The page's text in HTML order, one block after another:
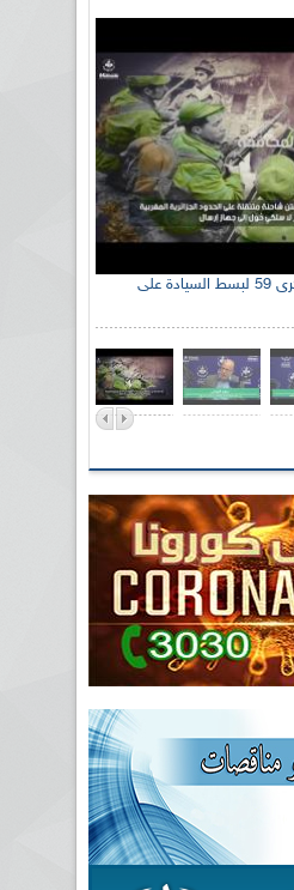
الإذاعة الجزائرية تحي الذكرى 59 لبسط السيادة على